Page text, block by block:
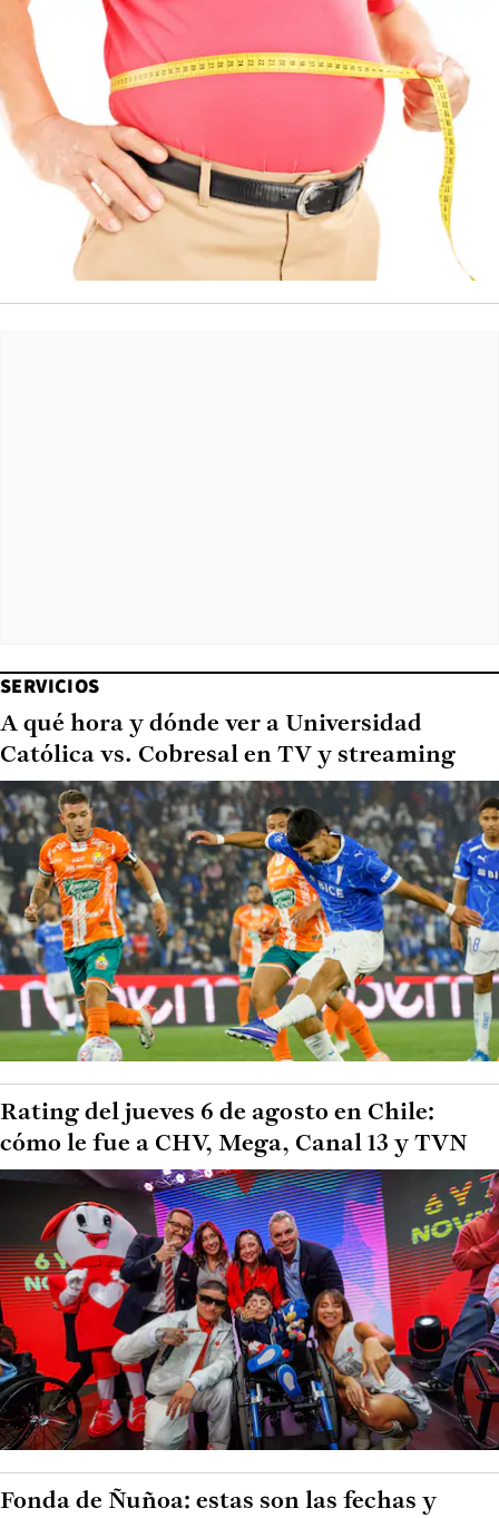
SERVICIOS
A qué hora y dónde ver a Universidad
Católica vs. Cobresal en TV y streaming
Rating del jueves 6 de agosto en Chile:
cómo le fue a CHV, Mega, Canal 13 y TVN
Fonda de Ñuñoa: estas son las fechas y